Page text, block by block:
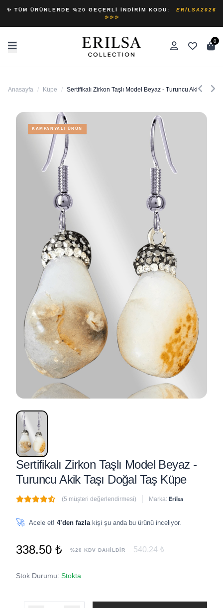
✨ TÜM ÜRÜNLERDE %20 GEÇERLI İNDIRIM KODU:
ERILSA2026
✨✨✨
0
Anasayfa / Küpe / Sertifikalı Zirkon Taşlı Model Beyaz - Turuncu Akik Taşı
KAMPANYALI ÜRÜN
Sertifikalı Zirkon Taşlı Model Beyaz -
Turuncu Akik Taşı Doğal Taş Küpe
(5 müşteri değerlendirmesi) Marka: Erilsa
🚀 Acele et! 4’den fazla kişi şu anda bu ürünü inceliyor.
338.50 ₺ %20 KDV DAHİLDİR 540.24 ₺
Stok Durumu: Stokta